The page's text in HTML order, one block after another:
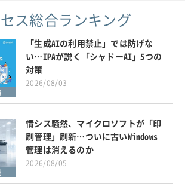
ス総合ランキング
「生成AIの利用禁止」では防げな
い…IPAが説く「シャドーAI」5つの
対策
2026/08/03
情シス騒然、マイクロソフトが「印
刷管理」刷新…ついに古いWindows
管理は消えるのか
2026/08/05